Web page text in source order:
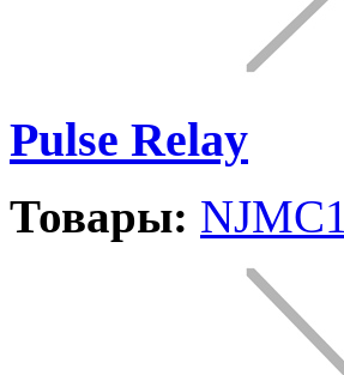
Pulse Relay
Товары: